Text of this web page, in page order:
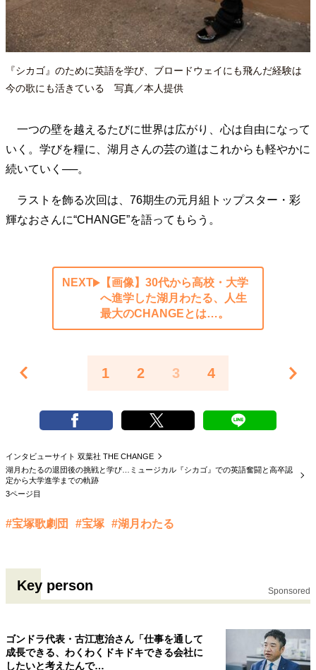
『シカゴ』のために英語を学び、ブロードウェイにも飛んだ経験は
今の歌にも活きている 写真／本人提供
一つの壁を越えるたびに世界は広がり、心は自由になって
いく。学びを糧に、湖月さんの芸の道はこれからも軽やかに
続いていく──。
ラストを飾る次回は、76期生の元月組トップスター・彩
輝なおさんに“CHANGE”を語ってもらう。
NEXT
【画像】30代から高校・大学
へ進学した湖月わたる、人生
最大のCHANGEとは…。
1 2 3 4
インタビューサイト 双葉社 THE CHANGE
湖月わたるの退団後の挑戦と学び…ミュージカル『シカゴ』での英語奮闘と高卒認
定から大学進学までの軌跡
3ページ目
#宝塚歌劇団 #宝塚 #湖月わたる
Key person Sponsored
ゴンドラ代表・古江恵治さん「仕事を通して
成長できる、わくわくドキドキできる会社に
したいと考えたんで…